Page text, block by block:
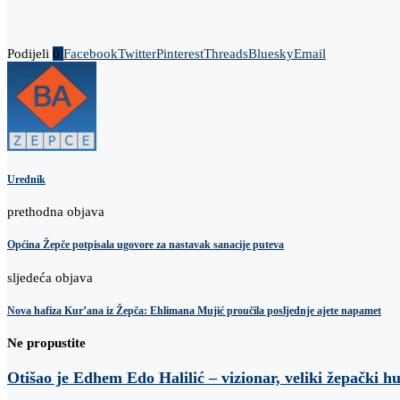
Podijeli 0 FacebookTwitterPinterestThreadsBlueskyEmail
Urednik
prethodna objava
Općina Žepče potpisala ugovore za nastavak sanacije puteva
sljedeća objava
Nova hafiza Kur’ana iz Žepča: Ehlimana Mujić proučila posljednje ajete napamet
Ne propustite
Otišao je Edhem Edo Halilić – vizionar, veliki žepački